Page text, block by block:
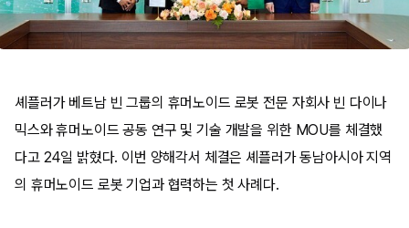
셰플러가 베트남 빈 그룹의 휴머노이드 로봇 전문 자회사 빈 다이나
믹스와 휴머노이드 공동 연구 및 기술 개발을 위한 MOU를 체결했
다고 24일 밝혔다. 이번 양해각서 체결은 셰플러가 동남아시아 지역
의 휴머노이드 로봇 기업과 협력하는 첫 사례다.